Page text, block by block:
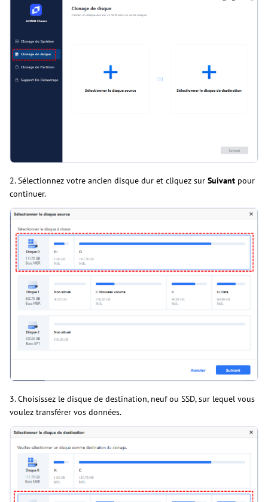
2. Sélectionnez votre ancien disque dur et cliquez sur Suivant pour
continuer.
3. Choisissez le disque de destination, neuf ou SSD, sur lequel vous
voulez transférer vos données.